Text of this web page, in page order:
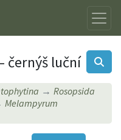
černýš luční
Rosopsida
Melampyrum